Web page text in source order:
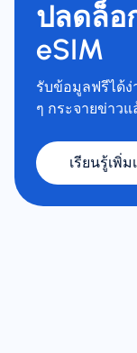
ปลดล็อ
eSIM
รับข้อมูลฟรีได้ง่
ๆ กระจายข่าว
เรียนรู้เพิ่ม